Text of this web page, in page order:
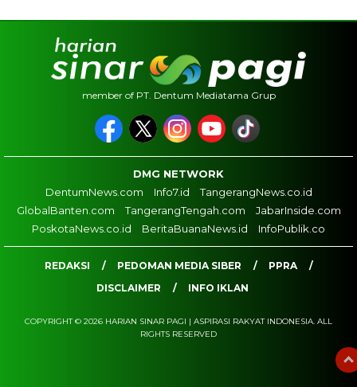
member of PT. Dentum Mediatama Grup
DMG NETWORK
DentumNews.com
Info7.id
TangerangNews.co.id
GlobalBanten.com
TangerangTengah.com
JabarInside.com
PoskotaNews.co.id
BeritaBuanaNews.id InfoPublik.co
REDAKSI PEDOMAN MEDIA SIBER
PPRA
DISCLAIMER
INFO IKLAN
COPYRIGHT © 2026 HARIAN SINAR PAGI | ASPIRASI RAKYAT INDONESIA. ALL
RIGHTS RESERVED